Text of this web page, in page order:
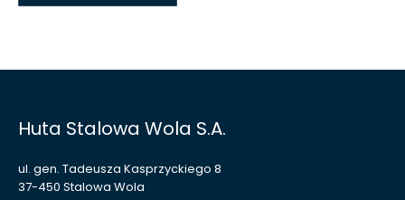
Huta Stalowa Wola S.A.
ul. gen. Tadeusza Kasprzyckiego 8
37-450 Stalowa Wola